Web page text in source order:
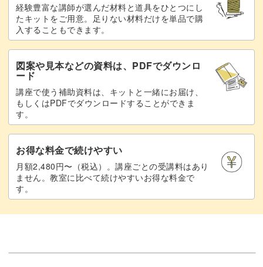
経験豊富な講師が選んだ材料と道具をひとつにし
たキットをご用意。足りない材料だけを単品で購
入することもできます。
図案や見本などの資料は、PDFでダウンロ
ード
講座で使う補助資料は、キットと一緒にお届け、
もしくはPDFでダウンロードすることができま
す。
お得な料金で続けやすい
月額2,480円〜（税込）。講座ごとの受講料はあり
ません。教室に比べて続けやすいお得な料金で
す。